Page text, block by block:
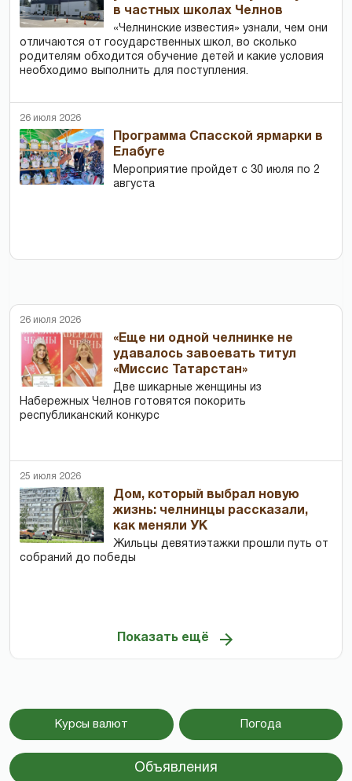
в частных школах Челнов
«Челнинские известия» узнали, чем они
отличаются от государственных школ, во сколько
родителям обходится обучение детей и какие условия
необходимо выполнить для поступления.
26 июля 2026
Программа Спасской ярмарки в
Елабуге
Мероприятие пройдет с 30 июля по 2
августа
26 июля 2026
«Еще ни одной челнинке не
удавалось завоевать титул
«Миссис Татарстан»
Две шикарные женщины из
Набережных Челнов готовятся покорить
республиканский конкурс
25 июля 2026
Дом, который выбрал новую
жизнь: челнинцы рассказали,
как меняли УК
Жильцы девятиэтажки прошли путь от
собраний до победы
Показать ещё
Курсы валют Погода
Объявления